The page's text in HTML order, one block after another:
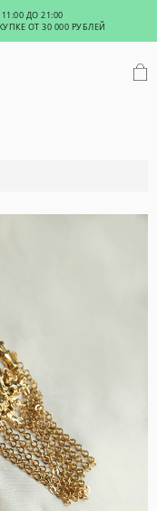
ДО 21:00
ОТ 30 000 РУБЛЕЙ